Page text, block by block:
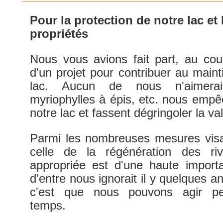
Pour la protection de notre lac et
propriétés
Nous vous avions fait part, au
d'un projet pour contribuer au
lac. Aucun de nous
myriophylles à épis, etc. nous
notre lac et fassent dégringoler la
Parmi les nombreuses mesures
celle de la régénération des
appropriée est d'une haute
d'entre nous ignorait il y quelques
c'est que nous pouvons agir
temps.